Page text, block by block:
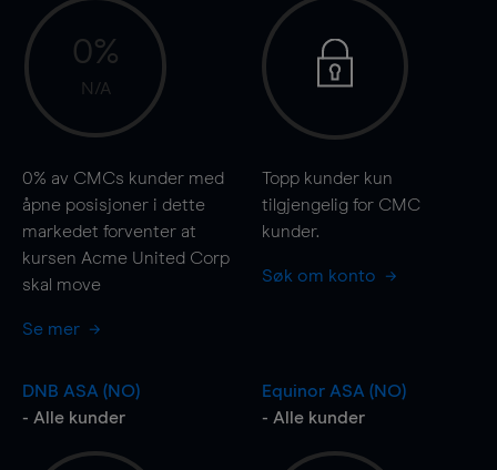
0%
N/A
0% av CMCs kunder med
åpne posisjoner i dette
markedet forventer at
kursen Acme United Corp
skal move
Se mer
Topp kunder kun
tilgjengelig for CMC
kunder.
Søk om konto
DNB ASA (NO)
- Alle kunder
Equinor ASA (NO)
- Alle kunder